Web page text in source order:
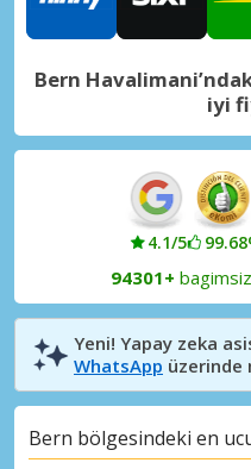
Bern
iyi
4.1/5
94301+
Yeni! Yapay zeka
WhatsApp üzerinde
Bern bölgesindeki en